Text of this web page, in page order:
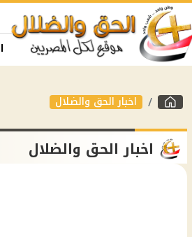
اخبار الحق والضلال
اخبار الحق والضلال